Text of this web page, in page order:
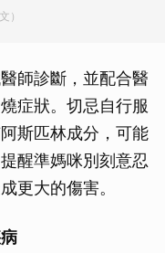
）
師診斷，並配合醫
症狀。切忌自行服
斯匹林成分，可能
醒準媽咪別刻意忍
更大的傷害。